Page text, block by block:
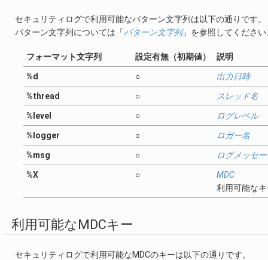
セキュリティログで利用可能なパターン文字列は以下の通りです。
パターン文字列については「パターン文字列」を参照してください
フォーマット文字列 設定有無（初期値） 説明
%d ○ 出力日時
%thread ○ スレッド名
%level ○ ログレベル
%logger ○ ロガー名
%msg ○ ログメッセ
%X ○
MDC
利用可能な
利用可能なMDCキー
セキュリティログで利用可能なMDCのキーは以下の通りです。